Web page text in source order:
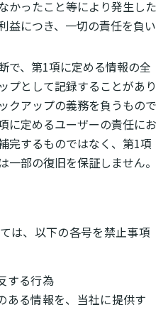
かったこと等により発生した
益につき、一切の責任を負い
で、第1項に定める情報の全
プとして記録することがあり
クアップの義務を負うもので
に定めるユーザーの責任にお
完するものではなく、第1項
一部の復旧を保証しません。
は、以下の各号を禁止事項
する行為
ある情報を、当社に提供す